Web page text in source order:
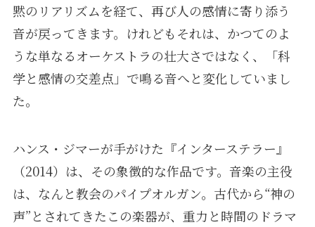
黙のリアリズムを経て、再び人の感情に寄り添う
音が戻ってきます。けれどもそれは、かつてのよ
うな単なるオーケストラの壮大さではなく、「科
学と感情の交差点」で鳴る音へと変化していまし
た。
ハンス・ジマーが手がけた『インターステラー』
（2014）は、その象徴的な作品です。音楽の主役
は、なんと教会のパイプオルガン。古代から“神の
声”とされてきたこの楽器が、重力と時間のドラマ